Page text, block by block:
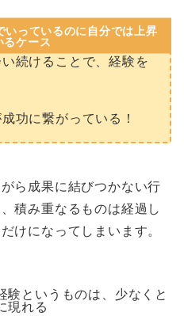
いっているのに自分では上昇
るケース
続けることで、経験を
功に繋がっている！
ら成果に結びつかない行
積み重なるものは経過し
けになってしまいます。
験というものは、少なくと
現れる